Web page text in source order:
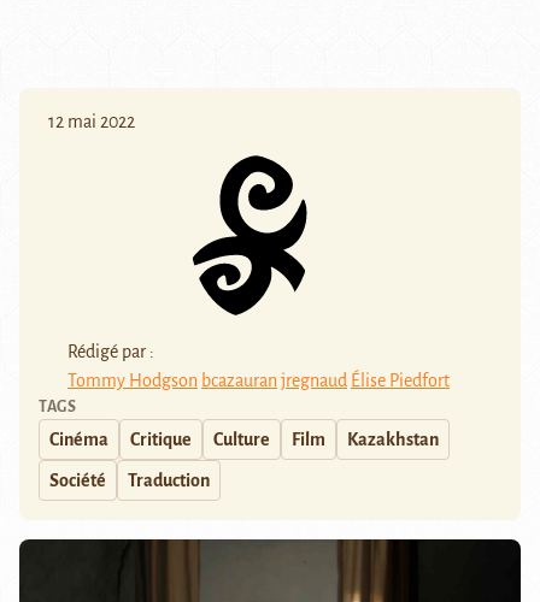
12 mai 2022
Rédigé par :
Tommy Hodgson bcazauran jregnaud Élise Piedfort
TAGS
Cinéma Critique Culture Film Kazakhstan
Société Traduction